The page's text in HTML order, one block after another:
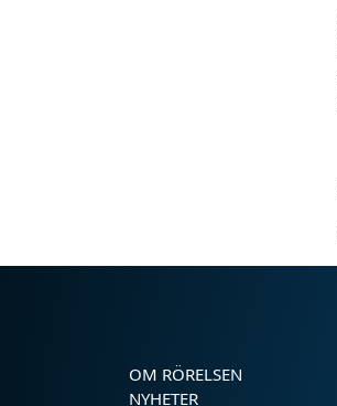
OM RÖRELSEN
NYHETER